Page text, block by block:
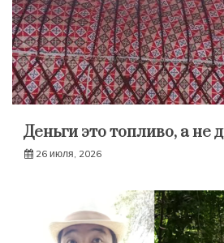
Деньги это топливо, а не
26 июля, 2026